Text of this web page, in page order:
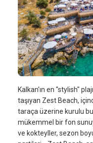
Kalkan'ın en "stylish"
taşıyan Zest Beach,
taraça üzerine kurulu
mükemmel bir fon
ve kokteyller, sezon